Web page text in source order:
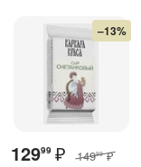
–13%
12999 ₽ 14999 ₽